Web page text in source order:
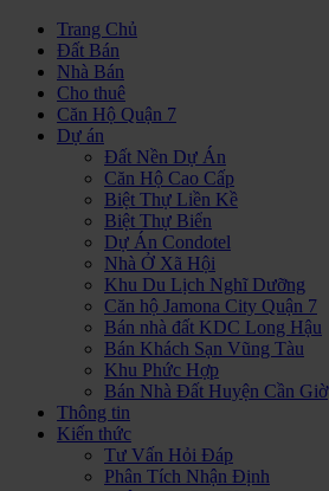
Trang Chủ
Đất Bán
Nhà Bán
Cho thuê
Căn Hộ Quận 7
Dự án
Đất Nền Dự Án
Căn Hộ Cao Cấp
Biệt Thự Liền Kề
Biệt Thự Biển
Dự Án Condotel
Nhà Ở Xã Hội
Khu Du Lịch Nghĩ Dưỡng
Căn hộ Jamona City Quận 7
Bán nhà đất KDC Long Hậu
Bán Khách Sạn Vũng Tàu
Khu Phức Hợp
Bán Nhà Đất Huyện Cần Giờ
Thông tin
Kiến thức
Tư Vấn Hỏi Đáp
Phân Tích Nhận Định